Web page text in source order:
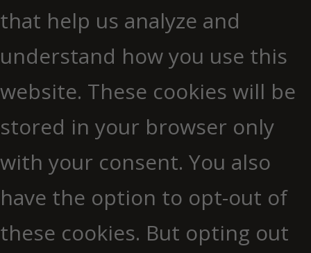
that help us analyze and
understand how you use this
website. These cookies will be
stored in your browser only
with your consent. You also
have the option to opt-out of
these cookies. But opting out